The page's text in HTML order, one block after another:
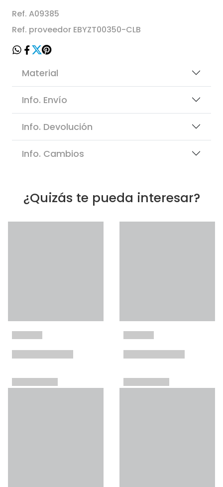
Ref. A09385
Ref. proveedor EBYZT00350-CLB
Material
Info. Envío
Info. Devolución
Info. Cambios
¿Quizás te pueda interesar?